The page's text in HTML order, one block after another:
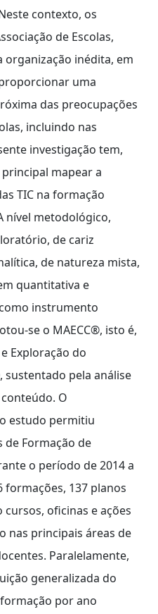
contexto, os
de Escolas,
organização inédita, em
uma
das preocupações
incluindo nas
investigação tem,
mapear a
TIC na formação
nível metodológico,
de cariz
de natureza mista,
quantitativa e
instrumento
se o MAECC®, isto é,
Exploração do
pela análise
O
estudo permitiu
Formação de
o período de 2014 a
formações, 137 planos
oficinas e ações
nas principais áreas de
Paralelamente,
generalizada do
por ano